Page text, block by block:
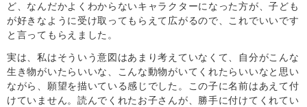
ど、なんだかよくわからないキャラクターになった方が、子ども
が好きなように受け取ってもらえて広がるので、これでいいです
と言ってもらえました。
実は、私はそういう意図はあまり考えていなくて、自分がこんな
生き物がいたらいいな、こんな動物がいてくれたらいいなと思い
ながら、願望を描いている感じでした。この子に名前はあえて付
けていません。読んでくれたお子さんが、勝手に付けてくれてい